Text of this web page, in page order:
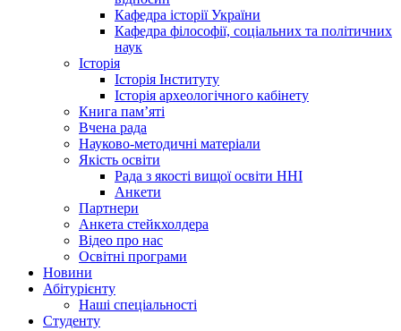
Кафедра історії України
Кафедра філософії, соціальних та політичних
наук
Історія
Історія Інституту
Історія археологічного кабінету
Книга памʼяті
Вчена рада
Науково-методичні матеріали
Якість освіти
Рада з якості вищої освіти ННІ
Анкети
Партнери
Анкета стейкхолдера
Відео про нас
Освітні програми
Hовини
Абітурієнту
Наші спеціальності
Студенту